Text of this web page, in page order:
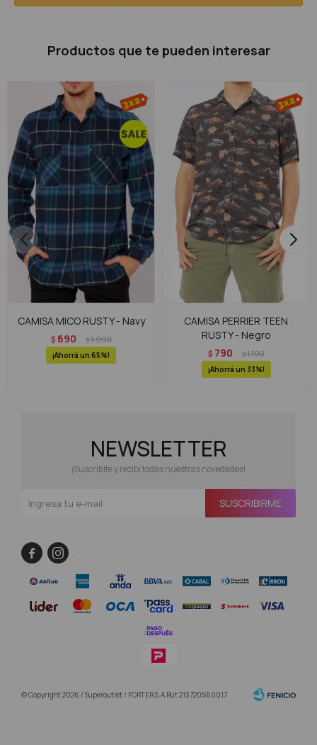
Productos que te pueden interesar
CAMISA MICO RUSTY - Navy
$ 690 $1.990
65
CAMISA PERRIER TEEN
RUSTY - Negro
$ 790 $1.190
33
NEWSLETTER
¡Suscribite y recibí todas nuestras novedades!
SUSCRIBIRME
 
© Copyright 2026 / Superoutlet / FORTER S.A Rut 213720560017